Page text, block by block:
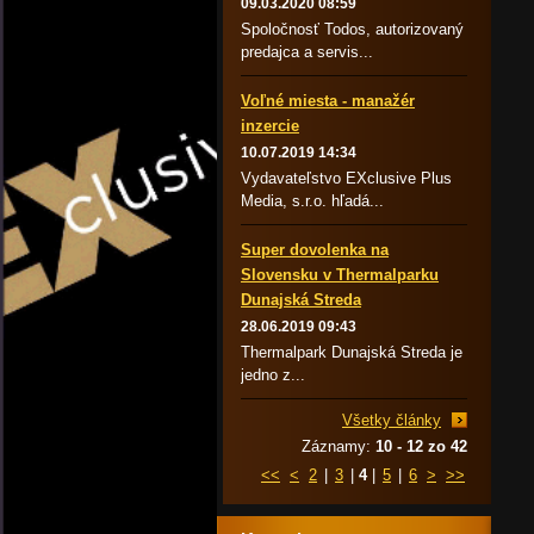
09.03.2020 08:59
Spoločnosť Todos, autorizovaný
predajca a servis...
Voľné miesta - manažér
inzercie
10.07.2019 14:34
Vydavateľstvo EXclusive Plus
Media, s.r.o. hľadá...
Super dovolenka na
Slovensku v Thermalparku
Dunajská Streda
28.06.2019 09:43
Thermalpark Dunajská Streda je
jedno z...
Všetky články
Záznamy: 10 - 12 zo 42
<< < 2 3 4 5 6 > >>